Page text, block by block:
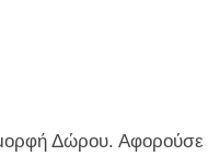
Δώρου.